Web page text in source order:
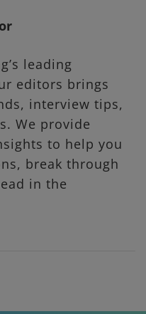
leading
editors brings
interview tips,
We provide
to help you
break through
in the